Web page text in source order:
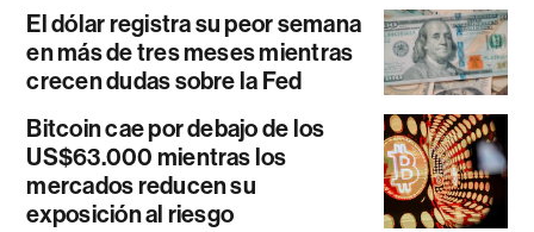
El dólar registra su peor semana
en más de tres meses mientras
crecen dudas sobre la Fed
Bitcoin cae por debajo de los
US$63.000 mientras los
mercados reducen su
exposición al riesgo